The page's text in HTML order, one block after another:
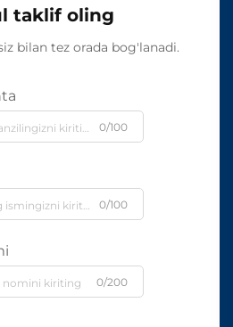
taklif oling
bilan tez orada bog'lanadi.
0/100
0/100
0/200